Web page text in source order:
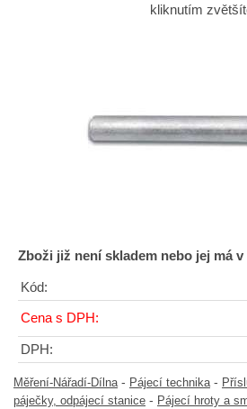
kliknutím
Zboži již není skladem nebo jej má
Kód:
Cena s DPH:
DPH:
Měření-Nářadí-Dílna- Pájecí technika-
páječky, odpájecí stanice - Pájecí hroty a